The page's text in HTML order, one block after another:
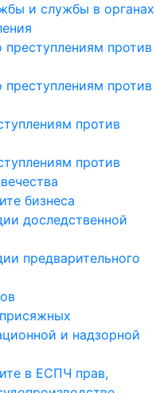
и службы в органах
преступлениям против
преступлениям против
против
против
бизнеса
доследственной
предварительного
и надзорной
в ЕСПЧ прав,